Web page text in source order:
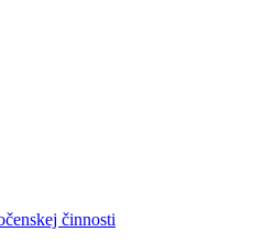
činnosti